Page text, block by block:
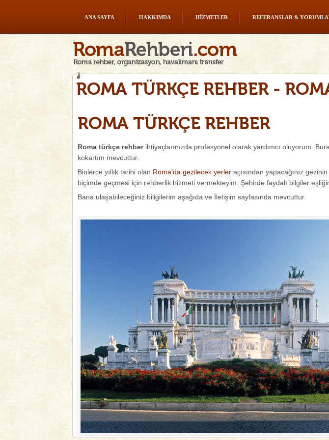
ANA SAYFA HAKKIMDA HIZMETLER REFERANSLAR &
ROMA TÜRKÇE REHBER -
ROMA TÜRKÇE REHBER
Roma türkçe rehberihtiyaçlarınızda profesyonel olarak yardımcı oluyorum.
kokartım mevcuttur.
Binlerce yıllık tarihi olan Roma'da gezilecek yerler açısından yapacağınız
biçimde geçmesi için rehberlik hizmeti vermekteyim. Şehirde faydalı bilgiler
Bana ulaşabileceğiniz biligilerim aşağıda ve İletişim sayfasında mevcuttur.